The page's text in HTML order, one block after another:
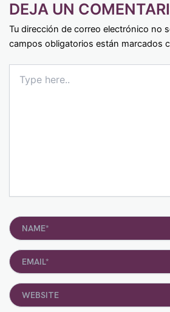
DEJA UN
Tu dirección de correo electrónico no
campos obligatorios están marcados
here..
Name*
Email*
Website